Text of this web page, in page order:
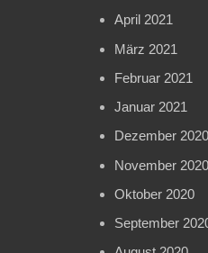
April 2021
März 2021
Februar 2021
Januar 2021
Dezember 2020
November 2020
Oktober 2020
September